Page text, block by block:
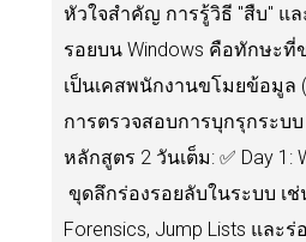
หัวใจสำคัญ การรู้วิธี "สืบ" แล
รอยบน Windows คือทักษะที่
เป็นเคสพนักงานขโมยข้อมูล
การตรวจสอบการบุกรุกระบ
หลักสูตร 2 วันเต็ม: ✅ Day 1:
ขุดลึกร่องรอยลับในระบบ เช่
Forensics, Jump Lists และ